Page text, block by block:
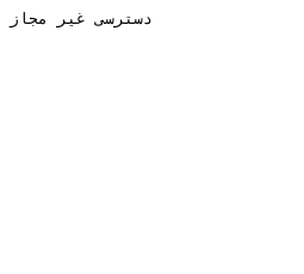
دسترسی غیر مجاز